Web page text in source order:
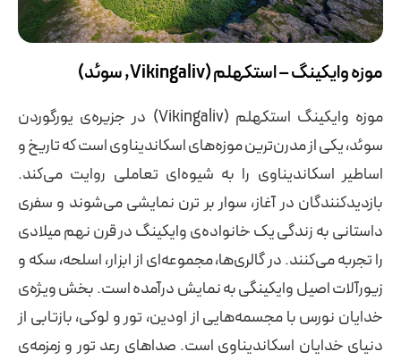
موزه وایکینگ – استکهلم (Vikingaliv, سوئد)
موزه وایکینگ استکهلم (Vikingaliv) در جزیره‌ی یورگوردن
سوئد، یکی از مدرن‌ترین موزه‌های اسکاندیناوی است که تاریخ و
اساطیر اسکاندیناوی را به شیوه‌ای تعاملی روایت می‌کند.
بازدیدکنندگان در آغاز، سوار بر ترن نمایشی می‌شوند و سفری
داستانی به زندگی یک خانواده‌ی وایکینگ در قرن نهم میلادی
را تجربه می‌کنند. در گالری‌ها، مجموعه‌ای از ابزار، اسلحه، سکه و
زیورآلات اصیل وایکینگی به نمایش درآمده است. بخش ویژه‌ی
خدایان نورس با مجسمه‌هایی از اودین، تور و لوکی، بازتابی از
دنیای خدایان اسکاندیناوی است. صداهای رعد تور و زمزمه‌ی